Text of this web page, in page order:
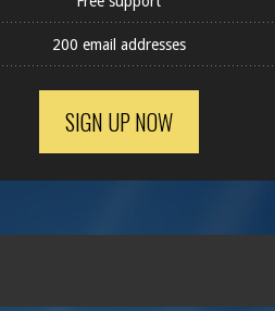
200 email addresses
SIGN UP NOW